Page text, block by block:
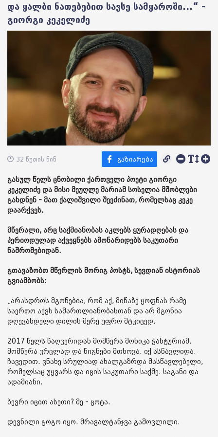
და ყალბი ნათებებით სავსე სამყაროში...“ -
გიორგი კეკელიძე
32 წუთის წინ
გასულ წელს ცნობილი ქართველი პოეტი გიორგი
კეკელიძე და მისი მეუღლე მარიამ სოსელია მშობლები
გახდნენ - მათ ქალიშვილი შეეძინათ, რომელსაც კეკე
დაარქვეს.
მწერალი, არც საქმიანობას აკლებს ყურადღებას და
პერიოდულად აქვეყნებს ამონარიდებს საკუთარი
ნაშრომებიდან.
გთავაზობთ მწერლის მორიგ პოსტს, სევდიან ისტორიას
გვიამბობს:
„არასდროს მგონებია, რომ აქ, მიწაზე ყოფნას რამე
საერთო აქვს სამართლიანობასთან და არ მგონია
დღევანდელი დილის მერე უფრო მტკიცედ.
2017 წელს წაღვერიდან მომწერა მონიკა ჭანტურიამ.
მომწერა ვრცლად და წიგნები მთხოვა. იქ ასწავლიდა.
ჩავედით. ვნახე სრულიად ახალგაზრდა მასწავლებელი,
რომელსაც უყვარს და იცის საკუთარი საქმე. საგანი და
ადამიანი.
ბევრი იცით ასეთი? მე - ცოტა.
დევნილი გოგო იყო. მრავალტანჯვა გამოვლილი.